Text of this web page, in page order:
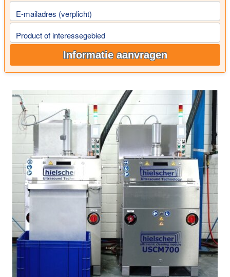
E-mailadres (verplicht)
Product of interessegebied
Informatie aanvragen